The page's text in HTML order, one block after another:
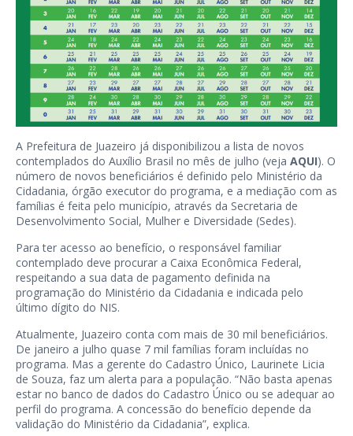
A Prefeitura de Juazeiro já disponibilizou a lista de novos
contemplados do Auxílio Brasil no mês de julho (veja AQUI). O
número de novos beneficiários é definido pelo Ministério da
Cidadania, órgão executor do programa, e a mediação com as
famílias é feita pelo município, através da Secretaria de
Desenvolvimento Social, Mulher e Diversidade (Sedes).
Para ter acesso ao benefício, o responsável familiar
contemplado deve procurar a Caixa Econômica Federal,
respeitando a sua data de pagamento definida na
programação do Ministério da Cidadania e indicada pelo
último dígito do NIS.
Atualmente, Juazeiro conta com mais de 30 mil beneficiários.
De janeiro a julho quase 7 mil famílias foram incluídas no
programa. Mas a gerente do Cadastro Único, Laurinete Licia
de Souza, faz um alerta para a população. “Não basta apenas
estar no banco de dados do Cadastro Único ou se adequar ao
perfil do programa. A concessão do benefício depende da
validação do Ministério da Cidadania”, explica.